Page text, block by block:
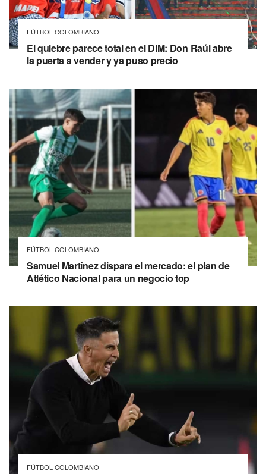
FÚTBOL COLOMBIANO
El quiebre parece total en el DIM: Don Raúl abre
la puerta a vender y ya puso precio
FÚTBOL COLOMBIANO
Samuel Martínez dispara el mercado: el plan de
Atlético Nacional para un negocio top
FÚTBOL COLOMBIANO